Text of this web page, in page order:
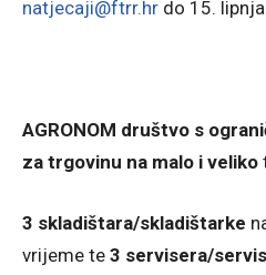
natjecaji@ftrr.hr do 15.
AGRONOM društvo s
za trgovinu na malo i veliko
3 skladištara/skladištarke
vrijeme te 3 servisera/